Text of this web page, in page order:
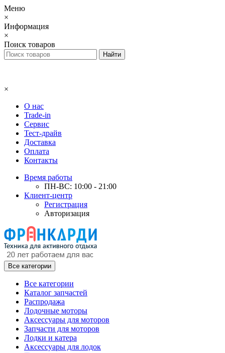
Меню
×
Информация
×
Поиск товаров
×
О нас
Trade-in
Сервис
Тест-драйв
Доставка
Оплата
Контакты
Время работы
ПН-ВС: 10:00 - 21:00
Клиент-центр
Регистрация
Авторизация
Все категории
Все категории
Каталог запчастей
Распродажа
Лодочные моторы
Аксессуары для моторов
Запчасти для моторов
Лодки и катера
Аксессуары для лодок